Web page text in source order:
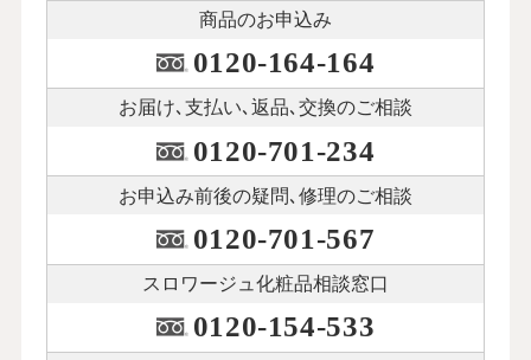
商品のお申込み
0120-164-164
お届け､支払い､ 返品､交換のご相談
0120-701-234
お申込み前後の疑問､修理のご相談
0120-701-567
スロワージュ化粧品相談窓口
0120-154-533